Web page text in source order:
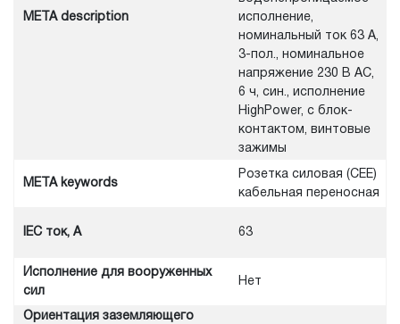
META description
исполнение,
номинальный ток 63 А,
3-пол., номинальное
напряжение 230 В AC,
6 ч, син., исполнение
HighPower, с блок-
контактом, винтовые
зажимы
META keywords
Розетка силовая (CEE)
кабельная переносная
IEC ток, A 63
Исполнение для вооруженных
сил
Нет
Ориентация заземляющего